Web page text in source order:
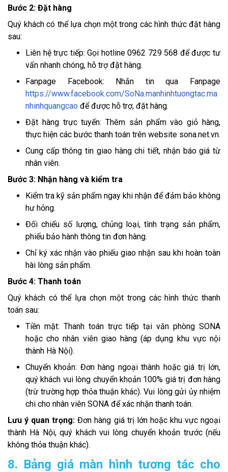
Bước 2: Đặt hàng
Quý khách có thể lựa chọn một trong các hình thức đặt hàng
sau:
Liên hệ trực tiếp: Gọi hotline 0962 729 568 để được tư
vấn nhanh chóng, hỗ trợ đặt hàng.
Fanpage Facebook: Nhắn tin qua Fanpage
https://www.facebook.com/SoNa.manhinhtuongtac.ma
nhinhquangcao để được hỗ trợ, đặt hàng.
Đặt hàng trực tuyến: Thêm sản phẩm vào giỏ hàng,
thực hiện các bước thanh toán trên website sona.net.vn.
Cung cấp thông tin giao hàng chi tiết, nhận báo giá từ
nhân viên.
Bước 3: Nhận hàng và kiểm tra
Kiểm tra kỹ sản phẩm ngay khi nhận để đảm bảo không
hư hỏng.
Đối chiếu số lượng, chủng loại, tình trạng sản phẩm,
phiếu bảo hành thông tin đơn hàng.
Chỉ ký xác nhận vào phiếu giao nhận sau khi hoàn toàn
hài lòng sản phẩm.
Bước 4: Thanh toán
Quý khách có thể lựa chọn một trong các hình thức thanh
toán sau:
Tiền mặt: Thanh toán trực tiếp tại văn phòng SONA
hoặc cho nhân viên giao hàng (áp dụng khu vực nội
thành Hà Nội).
Chuyển khoản: Đơn hàng ngoại thành hoặc giá trị lớn,
quý khách vui lòng chuyển khoản 100% giá trị đơn hàng
(trừ trường hợp thỏa thuận khác). Vui lòng gửi ủy nhiệm
chi cho nhân viên SONA để xác nhận thanh toán.
Lưu ý quan trọng: Đơn hàng giá trị lớn hoặc khu vực ngoại
thành Hà Nội, quý khách vui lòng chuyển khoản trước (nếu
không thỏa thuận khác).
8. Bảng giá màn hình tương tác cho